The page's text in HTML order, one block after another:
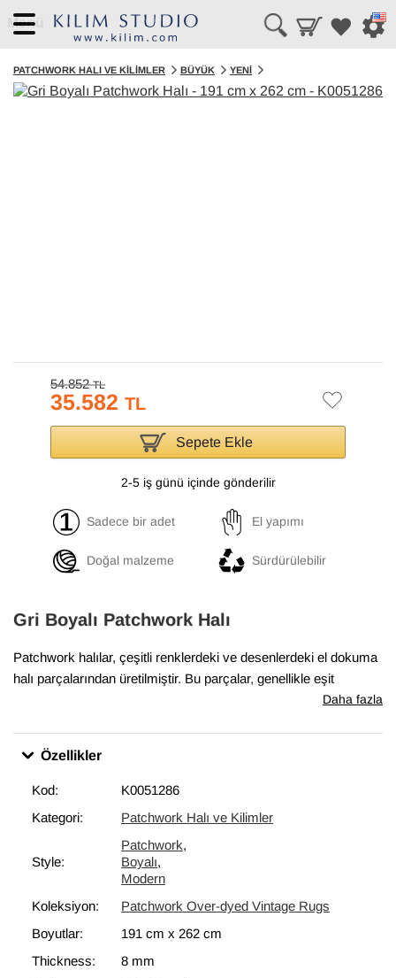
Menü
PATCHWORK HALI VE KILIMLER BÜYÜK YENI
54.852TL
35.582 TL
Sepete Ekle
2-5 iş günü içinde gönderilir
Sadece bir adet El yapımı
Doğal malzeme Sürdürülebilir
Gri Boyalı Patchwork Halı
Patchwork halılar, çeşitli renklerdeki ve desenlerdeki el dokuma
halı parçalarından üretilmiştir. Bu parçalar, genellikle eşit
boyutlarda ve düzenli şekillerde kesilir ve sonra yan yana ve üst
patchwork halılar, evlerde ve ofislerde sıcak bir hava
yaratmakta, aynı zamanda odaların dekorasyonunda etkileyici
Daha fazla
Özellikler
Kod:
K0051286
Kategori:
Patchwork Halı ve Kilimler
Style:
Patchwork,
Boyalı,
Modern
Koleksiyon:
Patchwork Over-dyed Vintage Rugs
Boyutlar:
191 cm x 262 cm
Thickness:
8 mm